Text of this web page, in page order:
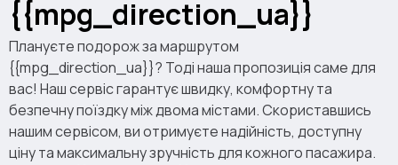
{{mpg_direction_ua}}
Плануєте подорож за маршрутом
{{mpg_direction_ua}}? Тоді наша пропозиція саме для
вас! Наш сервіс гарантує швидку, комфортну та
безпечну поїздку між двома містами. Скориставшись
нашим сервісом, ви отримуєте надійність, доступну
ціну та максимальну зручність для кожного пасажира.